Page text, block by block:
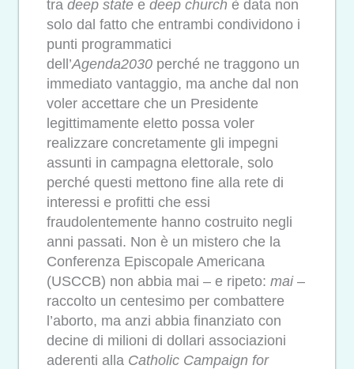
tra deep state e deep church è data non
solo dal fatto che entrambi condividono i
punti programmatici
dell’Agenda2030 perché ne traggono un
immediato vantaggio, ma anche dal non
voler accettare che un Presidente
legittimamente eletto possa voler
realizzare concretamente gli impegni
assunti in campagna elettorale, solo
perché questi mettono fine alla rete di
interessi e profitti che essi
fraudolentemente hanno costruito negli
anni passati. Non è un mistero che la
Conferenza Episcopale Americana
(USCCB) non abbia mai – e ripeto: mai–
raccolto un centesimo per combattere
l’aborto, ma anzi abbia finanziato con
decine di milioni di dollari associazioni
aderenti alla Catholic Campaign for